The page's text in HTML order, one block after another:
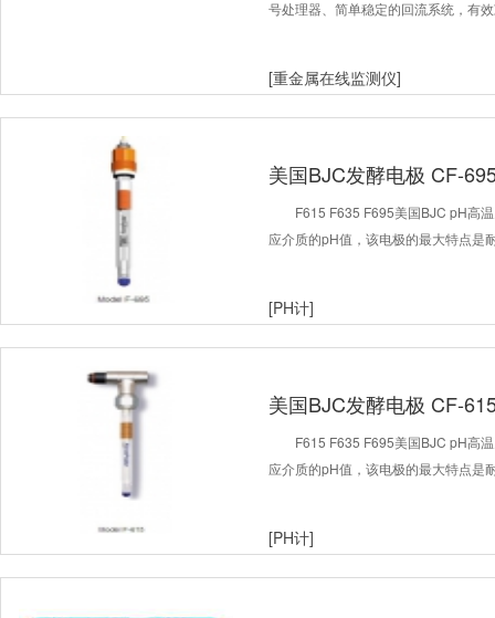
号处理器、简单稳定的回流系统，有
[重金属在线监测仪]
美国BJC发酵电极 CF-
F615 F635 F695美国BJC pH高
应介质的pH值，该电极的最大特点是
[PH计]
美国BJC发酵电极
F615 F635 F695美国BJC pH高
应介质的pH值，该电极的最大特点是
[PH计]